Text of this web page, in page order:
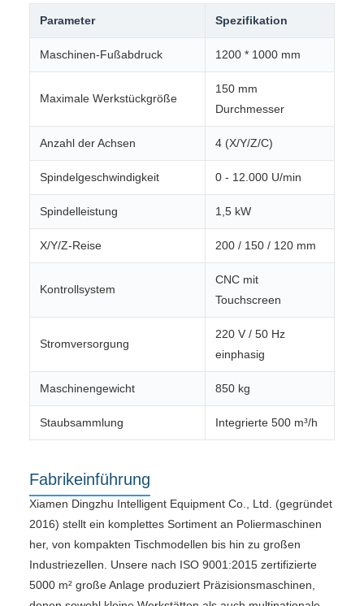
Parameter Spezifikation
Maschinen-Fußabdruck 1200 * 1000 mm
Maximale Werkstückgröße
150 mm
Durchmesser
Anzahl der Achsen 4 (X/Y/Z/C)
Spindelgeschwindigkeit 0 - 12.000 U/min
Spindelleistung 1,5 kW
X/Y/Z-Reise 200 / 150 / 120 mm
Kontrollsystem
CNC mit
Touchscreen
Stromversorgung
220 V / 50 Hz
einphasig
Maschinengewicht 850 kg
Staubsammlung Integrierte 500 m³/h
Fabrikeinführung
Xiamen Dingzhu Intelligent Equipment Co., Ltd. (gegründet
2016) stellt ein komplettes Sortiment an Poliermaschinen
her, von kompakten Tischmodellen bis hin zu großen
Industriezellen. Unsere nach ISO 9001:2015 zertifizierte
5000 m² große Anlage produziert Präzisionsmaschinen,